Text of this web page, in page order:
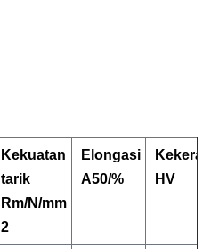
Kekuatan
tarik
Rm/N/mm
2
Elongasi
A50/%
HV